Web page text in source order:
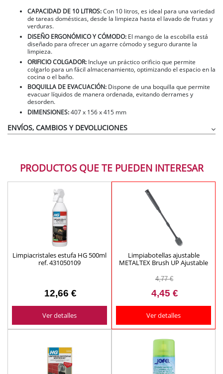
CAPACIDAD DE 10 LITROS: Con 10 litros, es ideal para una variedad
de tareas domésticas, desde la limpieza hasta el lavado de frutas y
verduras.
DISEÑO ERGONÓMICO Y CÓMODO: El mango de la escobilla está
diseñado para ofrecer un agarre cómodo y seguro durante la
limpieza.
ORIFICIO COLGADOR: Incluye un práctico orificio que permite
colgarlo para un fácil almacenamiento, optimizando el espacio en la
cocina o el baño.
BOQUILLA DE EVACUACIÓN: Dispone de una boquilla que permite
evacuar líquidos de manera ordenada, evitando derrames y
desorden.
DIMENSIONES: 407 x 156 x 415 mm
ENVÍOS, CAMBIOS Y DEVOLUCIONES
PRODUCTOS QUE TE PUEDEN INTERESAR
Limpiacristales estufa HG 500ml
ref. 431050109
12,66 €
Ver detalles
Limpiabotellas ajustable
METALTEX Brush UP Ajustable
4,77 €
4,45 €
Ver detalles